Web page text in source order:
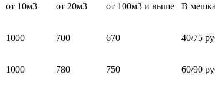
от 10м3 от 20м3 от 100м3 и выше В
1000 700 670 40/75
1000 780 750 60/90